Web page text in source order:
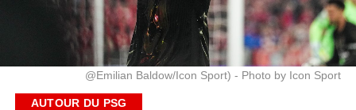
@Emilian Baldow/Icon Sport) - Photo by Icon Sport
AUTOUR DU PSG